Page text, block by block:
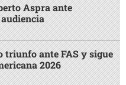
Aspra ante
triunfo ante FAS y sigue
2026